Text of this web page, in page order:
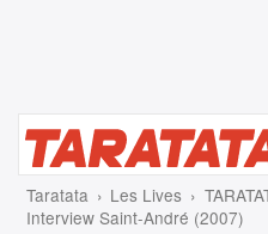
Taratata Les Lives
Interview Saint-André (2007)